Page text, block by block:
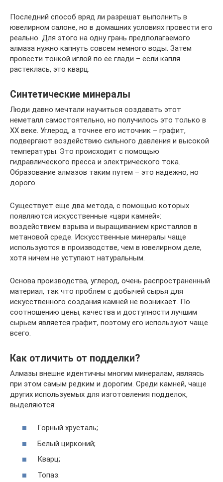
Последний способ вряд ли разрешат выполнить в
ювелирном салоне, но в домашних условиях провести его
реально. Для этого на одну грань предполагаемого
алмаза нужно капнуть совсем немного воды. Затем
провести тонкой иглой по ее глади – если капля
растеклась, это кварц.
Синтетические минералы
Люди давно мечтали научиться создавать этот
неметалл самостоятельно, но получилось это только в
ХХ веке. Углерод, а точнее его источник – графит,
подвергают воздействию сильного давления и высокой
температуры. Это происходит с помощью
гидравлического пресса и электрического тока.
Образование алмазов таким путем – это надежно, но
дорого.
Существует еще два метода, с помощью которых
появляются искусственные «цари камней»:
воздействием взрыва и выращиванием кристаллов в
метановой среде. Искусственные минералы чаще
используются в производстве, чем в ювелирном деле,
хотя ничем не уступают натуральным.
Основа производства, углерод, очень распространенный
материал, так что проблем с добычей сырья для
искусственного создания камней не возникает. По
соотношению цены, качества и доступности лучшим
сырьем является графит, поэтому его используют чаще
всего.
Как отличить от подделки?
Алмазы внешне идентичны многим минералам, являясь
при этом самым редким и дорогим. Среди камней, чаще
других используемых для изготовления подделок,
выделяются:
Горный хрусталь;
Белый цирконий;
Кварц;
Топаз.